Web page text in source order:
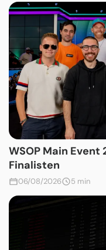
WSOP Main Event
Finalisten
06/08/2026 5 min